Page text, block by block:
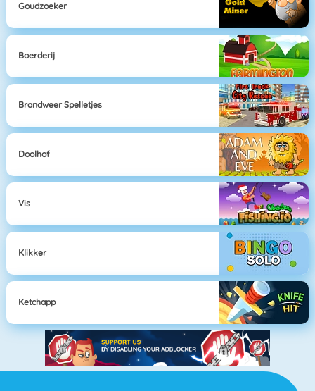
Goudzoeker
Boerderij
Brandweer Spelletjes
Doolhof
Vis
Klikker
Ketchapp